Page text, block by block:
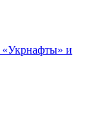
«Укрнафты» и